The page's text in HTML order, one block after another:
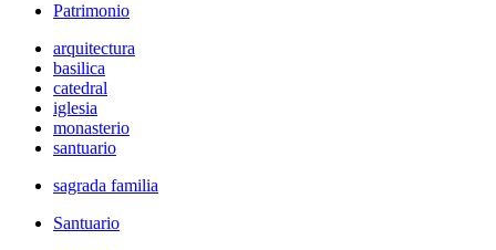
Patrimonio
arquitectura
basilica
catedral
iglesia
monasterio
santuario
sagrada familia
Santuario